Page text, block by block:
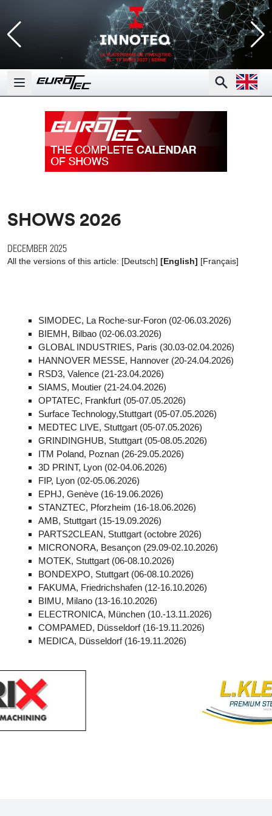
Open main menu
SearchOpen
SHOWS 2026
DECEMBER 2025
All the versions of this article: [Deutsch] [English] [Français]
SIMODEC, La Roche-sur-Foron (02-06.03.2026)
BIEMH, Bilbao (02-06.03.2026)
GLOBAL INDUSTRIES, Paris (30.03-02.04.2026)
HANNOVER MESSE, Hannover (20-24.04.2026)
RSD3, Valence (21-23.04.2026)
SIAMS, Moutier (21-24.04.2026)
OPTATEC, Frankfurt (05-07.05.2026)
Surface Technology,Stuttgart (05-07.05.2026)
MEDTEC LIVE, Stuttgart (05-07.05.2026)
GRINDINGHUB, Stuttgart (05-08.05.2026)
ITM Poland, Poznan (26-29.05.2026)
3D PRINT, Lyon (02-04.06.2026)
FIP, Lyon (02-05.06.2026)
EPHJ, Genève (16-19.06.2026)
STANZTEC, Pforzheim (16-18.06.2026)
AMB, Stuttgart (15-19.09.2026)
PARTS2CLEAN, Stuttgart (octobre 2026)
MICRONORA, Besançon (29.09-02.10.2026)
MOTEK, Stuttgart (06-08.10.2026)
BONDEXPO, Stuttgart (06-08.10.2026)
FAKUMA, Friedrichshafen (12-16.10.2026)
BIMU, Milano (13-16.10.2026)
ELECTRONICA, München (10.-13.11.2026)
COMPAMED, Düsseldorf (16-19.11.2026)
MEDICA, Düsseldorf (16-19.11.2026)